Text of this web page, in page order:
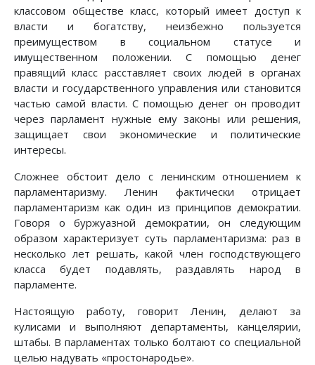
классовом обществе класс, который имеет доступ к
власти и богатству, неизбежно пользуется
преимуществом в социальном статусе и
имущественном положении. С помощью денег
правящий класс расставляет своих людей в органах
власти и государственного управления или становится
частью самой власти. С помощью денег он проводит
через парламент нужные ему законы или решения,
защищает свои экономические и политические
интересы.
Сложнее обстоит дело с ленинским отношением к
парламентаризму. Ленин фактически отрицает
парламентаризм как один из принципов демократии.
Говоря о буржуазной демократии, он следующим
образом характеризует суть парламентаризма: раз в
несколько лет решать, какой член господствующего
класса будет подавлять, раздавлять народ в
парламенте.
Настоящую работу, говорит Ленин, делают за
кулисами и выполняют департаменты, канцелярии,
штабы. В парламентах только болтают со специальной
целью надувать «простонародье».